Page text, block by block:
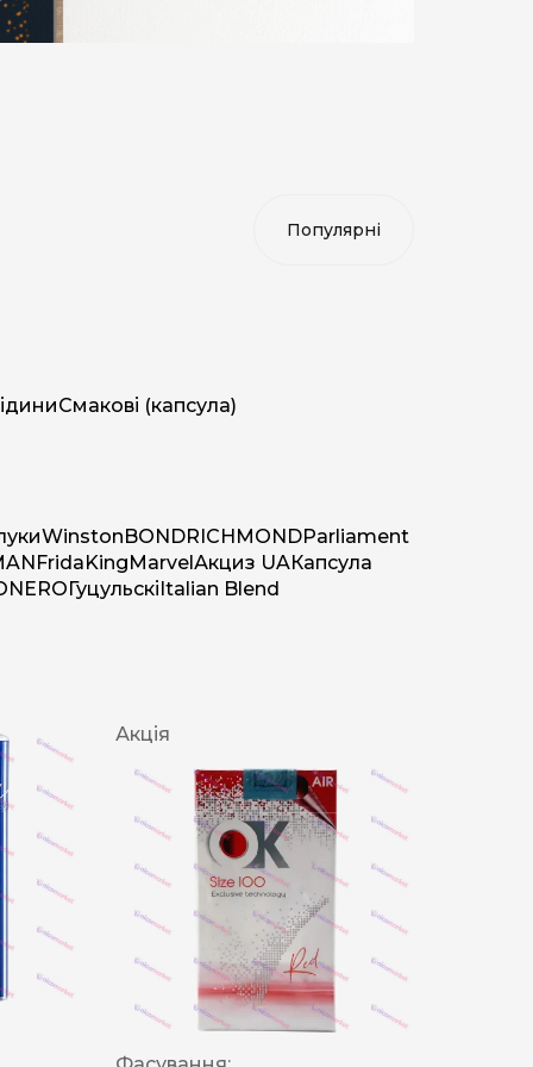
Смакові (капсула)
WinstonBONDRICHMONDParliament
FridaKingMarvelАкциз UAКапсула
NEROГуцульскіItalian Blend
Акція